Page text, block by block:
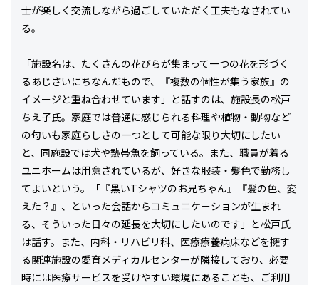
士が楽しく交流しながら過ごしていただく工夫もなされてい
る。
「施設名は、たくさんの花びらが集まって一つの花を形づく
るあじさいにちなんだもので、『複数の個性が集う家族』の
イメージと重ね合わせています」と話すのは、施設長の松戸
ちえ子氏。家庭では普通に感じられる料理や植物・動物など
の匂いも家庭らしさの一つとして可能な限り大切にしたい
と、同施設では犬や熱帯魚を飼っている。また、職員が着る
ユニホームは用意されているが、好きな服装・髪色で勤務し
てよいという。「『黒いTシャツのお兄ちゃん』『髪の色、変
えた？』、といった会話からコミュニケーションが生まれ
る、そういった日々の延長を大切にしたいのです」と松戸氏
は話す。また、内科・リハビリ科、医療療養病床などを擁す
る関連施設の愛育メディカルセンターが隣接しており、必要
時には医療サービスを受けやすい環境にあることも、ご利用